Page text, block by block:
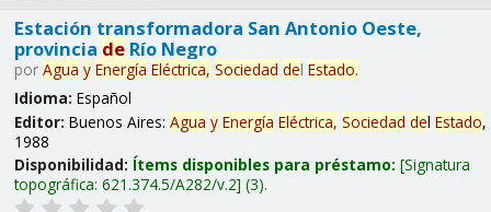
Estación transformadora San Antonio Oeste,
provincia deRío Negro
por Agua y Energía Eléctrica, Sociedad del Estado.
Idioma: Español
Editor: Buenos Aires: Agua y Energía Eléctrica, Sociedad del Estado,
1988
Disponibilidad: Ítems disponibles para préstamo: Signatura
topográfica: 621.374.5/A282/v.2 (3).